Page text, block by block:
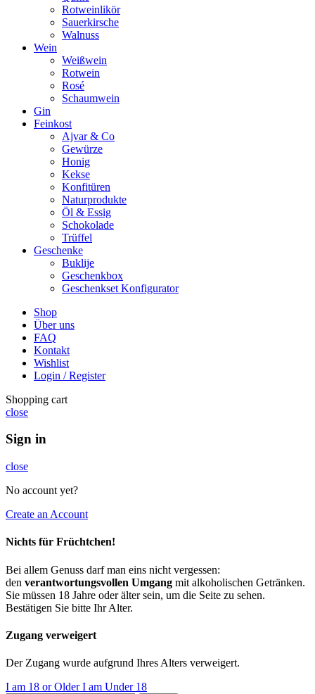
Rotweinlikör
Sauerkirsche
Walnuss
Wein
Weißwein
Rotwein
Rosé
Schaumwein
Gin
Feinkost
Ajvar & Co
Gewürze
Honig
Kekse
Konfitüren
Naturprodukte
Öl & Essig
Schokolade
Trüffel
Geschenke
Buklije
Geschenkbox
Geschenkset Konfigurator
Shop
Über uns
FAQ
Kontakt
Wishlist
Login / Register
Shopping cart
close
Sign in
close
No account yet?
Create an Account
Nichts für Früchtchen!
Bei allem Genuss darf man eins nicht vergessen:
den verantwortungsvollen Umgang mit alkoholischen Getränken.
Sie müssen 18 Jahre oder älter sein, um die Seite zu sehen.
Bestätigen Sie bitte Ihr Alter.
Zugang verweigert
Der Zugang wurde aufgrund Ihres Alters verweigert.
I am 18 or OlderI am Under 18